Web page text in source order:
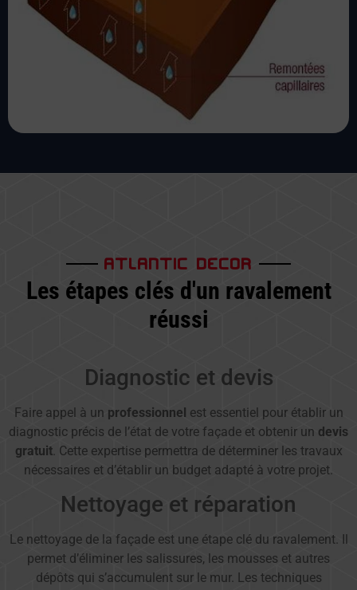
ATLANTIC DECOR
Les étapes clés d'un ravalement
réussi
Diagnostic et devis
Faire appel à un professionnel est essentiel pour établir un
diagnostic précis de l’état de votre façade et obtenir un devis
gratuit. Cette expertise permettra de déterminer les travaux
nécessaires et d’établir un budget adapté à votre projet.
Nettoyage et réparation
Le nettoyage de la façade est une étape clé du ravalement. Il
permet d’éliminer les salissures, les mousses et autres
dépôts qui s’accumulent sur le mur. Les techniques